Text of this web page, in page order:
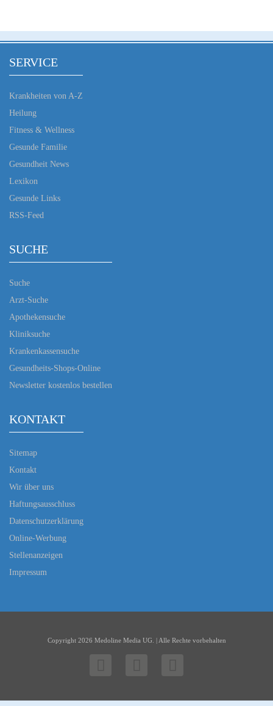
SERVICE
Krankheiten von A-Z
Heilung
Fitness & Wellness
Gesunde Familie
Gesundheit News
Lexikon
Gesunde Links
RSS-Feed
SUCHE
Suche
Arzt-Suche
Apothekensuche
Kliniksuche
Krankenkassensuche
Gesundheits-Shops-Online
Newsletter kostenlos bestellen
KONTAKT
Sitemap
Kontakt
Wir über uns
Haftungsausschluss
Datenschutzerklärung
Online-Werbung
Stellenanzeigen
Impressum
Copyright 2026 Medoline Media UG. | Alle Rechte vorbehalten